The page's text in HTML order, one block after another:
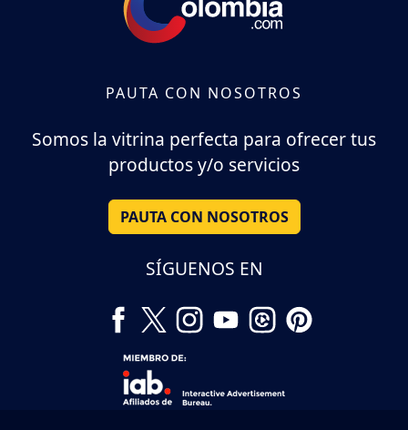
PAUTA CON NOSOTROS
Somos la vitrina perfecta para ofrecer tus
productos y/o servicios
PAUTA CON NOSOTROS
SÍGUENOS EN